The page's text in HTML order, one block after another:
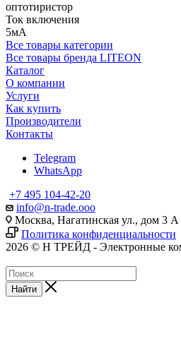
оптотиристор
Ток включения
5мА
Все товары категории
Все товары бренда LITEON
Каталог
О компании
Услуги
Как купить
Производители
Контакты
Telegram
WhatsApp
+7 495 104-42-20
info@n-trade.ooo
Москва, Нагатинская ул., дом 3 А
Политика конфиденциальности
2026 © Н ТРЕЙД - Электронные
Найти